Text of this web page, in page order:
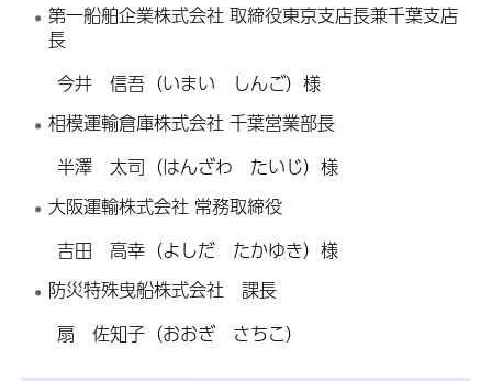
第一船舶企業株式会社 取締役東京支店長兼千葉支店
長
今井 信吾（いまい しんご）様
相模運輸倉庫株式会社 千葉営業部長
半澤 太司（はんざわ たいじ）様
大阪運輸株式会社 常務取締役
吉田 高幸（よしだ たかゆき）様
防災特殊曳船株式会社 課長
扇 佐知子（おおぎ さちこ）